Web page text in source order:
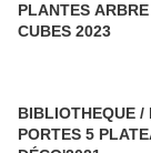
PLANTES
CUBES 2023
BIBLIOTHEQUE /
PORTES 5